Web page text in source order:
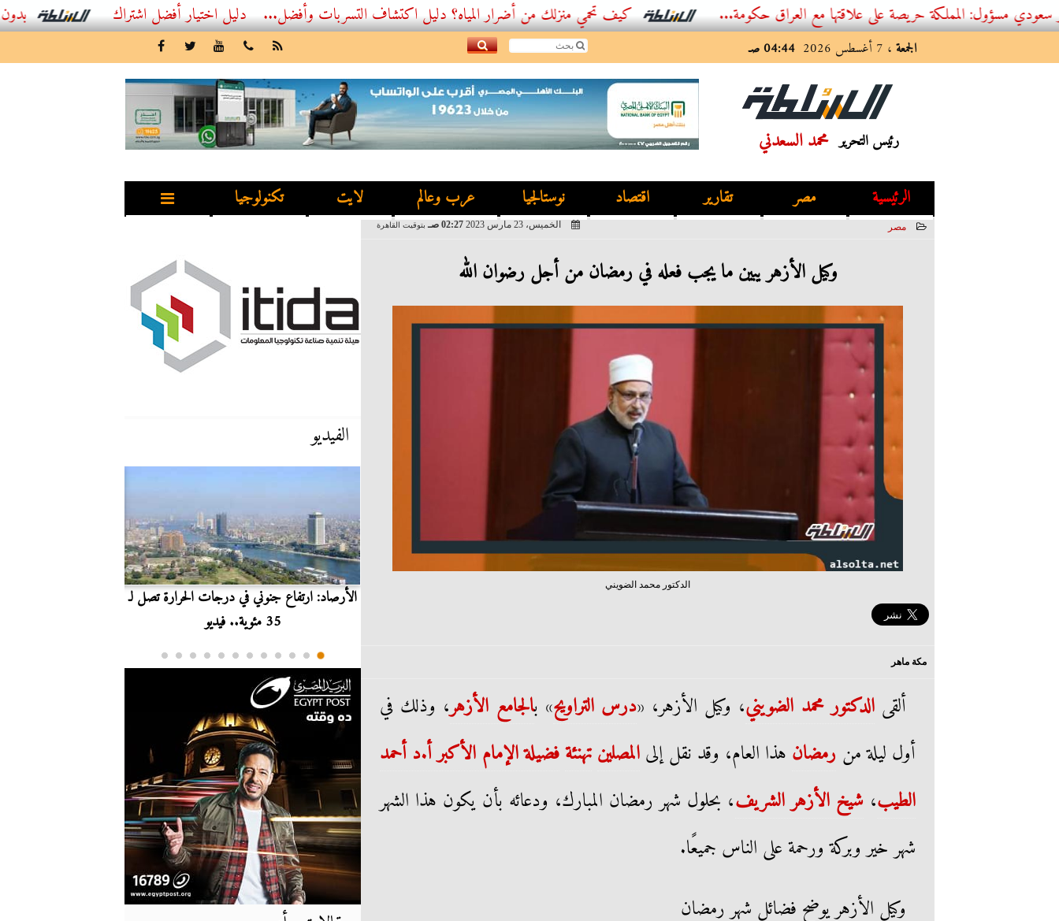
أفضل اشتراك IPTV بدون تقطيع 2026 – دليل المشاهد العصري المملكة حريصة على علاقتها مع العراق حكومة... كيف تحمي منزلك من أضرار المياه؟ دليل اكتشاف التسربات وأفضل...
الجمعة ، 7 أغسطس 2026 04:44 صـ
رئيس التحرير محمد السعدني
الرئيسية مصر تقارير اقتصاد نوستالجيا عرب وعالم لايت تكنولوجيا
مصر الخميس، 23 مارس 2023 02:27 صـ بتوقيت القاهرة
وكيل الأزهر يبين ما يجب فعله في رمضان من أجل رضوان الله
الدكتور محمد الضويني
مكة ماهر
ألقىالدكتور محمد الضويني، وكيل الأزهر، «درس التراويح» بالجامع الأزهر، وذلك في
أول ليلة من رمضان هذا العام، وقد نقل إلىالمصلينتهنئةفضيلة الإمام الأكبر أ.د أحمد
الطيب،شيخ الأزهر الشريف، بحلول شهر رمضان المبارك، ودعائه بأن يكون هذا الشهر
شهر خير وبركة ورحمة على الناس جميعًا.
وكيل الأزهر يوضح فضائل شهر رمضان
الفيديو
الأرصاد: ارتفاع جنوني في درجات الحرارة تصل لـ
35 مئوية.. فيديو